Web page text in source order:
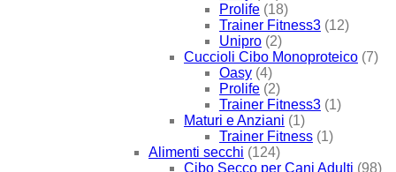
Prolife (18)
Trainer Fitness3 (12)
Unipro (2)
Cuccioli Cibo Monoproteico (7)
Oasy (4)
Prolife (2)
Trainer Fitness3 (1)
Maturi e Anziani (1)
Trainer Fitness (1)
Alimenti secchi (124)
Cibo Secco per Cani Adulti (98)